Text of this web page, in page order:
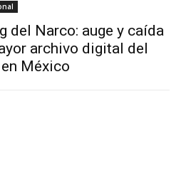
del Narco: auge y caída
archivo digital del
México